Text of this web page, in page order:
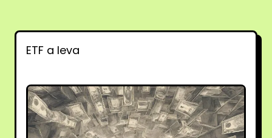
ETF a leva